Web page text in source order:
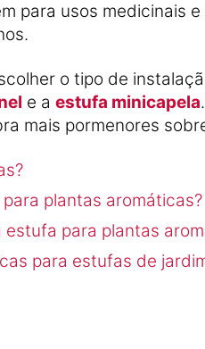
para usos medicinais
o tipo de
e a estufa minicapela
mais pormenores
plantas aromáticas?
para plantas
para estufas de